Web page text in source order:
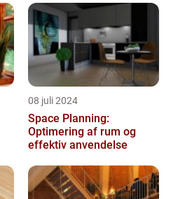
08 juli 2024
Space Planning:
Optimering af rum og
effektiv anvendelse